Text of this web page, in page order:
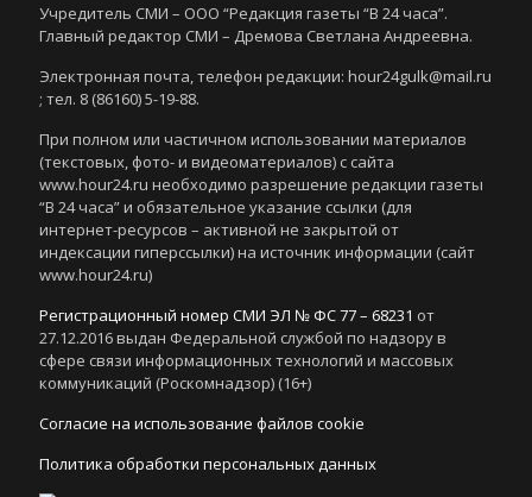
Учредитель СМИ – ООО “Редакция газеты “В 24 часа”.
Главный редактор СМИ – Дремова Светлана Андреевна.
Электронная почта, телефон редакции: hour24gulk@mail.ru
; тел. 8 (86160) 5-19-88.
При полном или частичном использовании материалов
(текстовых, фото- и видеоматериалов) с сайта
www.hour24.ru необходимо разрешение редакции газеты
“В 24 часа” и обязательное указание ссылки (для
интернет-ресурсов – активной не закрытой от
индексации гиперссылки) на источник информации (сайт
www.hour24.ru)
Регистрационный номер СМИ ЭЛ № ФС 77 – 68231 от
27.12.2016 выдан Федеральной службой по надзору в
сфере связи информационных технологий и массовых
коммуникаций (Роскомнадзор) (16+)
Согласие на использование файлов cookie
Политика обработки персональных данных